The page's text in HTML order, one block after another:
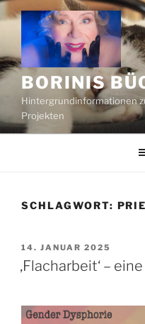
Zum
Inhalt
springen
BORINIS
Hintergrundinformationen
Projekten
SCHLAGWORT:
VERÖFFENTLICHT
AM
14. JANUAR 2025
‚Flacharbeit‘ –